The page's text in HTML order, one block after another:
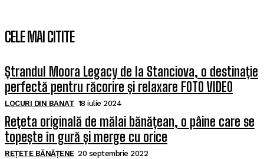
CELE MAI CITITE
Ștrandul Moora Legacy de la Stanciova, o destinație
perfectă pentru răcorire și relaxare FOTO VIDEO
LOCURI DIN BANAT 18 iulie 2024
Rețeta originală de mălai bănățean, o pâine care se
topește în gură și merge cu orice
REȚETE BĂNĂȚENE 20 septembrie 2022